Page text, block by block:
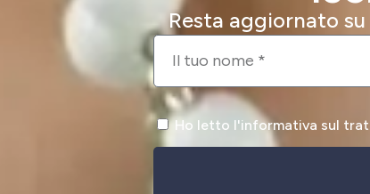
Resta aggiornato
Ho letto l'informativa sul